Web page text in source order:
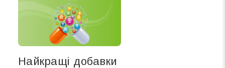
Найкращі добавки